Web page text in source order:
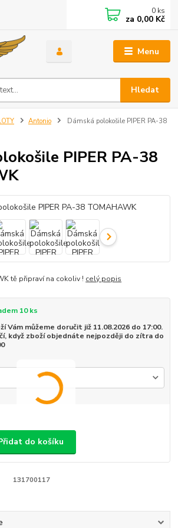
Menu
Hledat
0 ks
za 0,00 Kč
Antonio
Dámská polokošile PIPER PA-38
PIPER PA-38
tě připraví na cokoliv ! celý popis
10 ks
Vám můžeme doručit již 11.08.2026 do 17:00.
když zboží objednáte nejpozději do zítra do
do košíku
131700117